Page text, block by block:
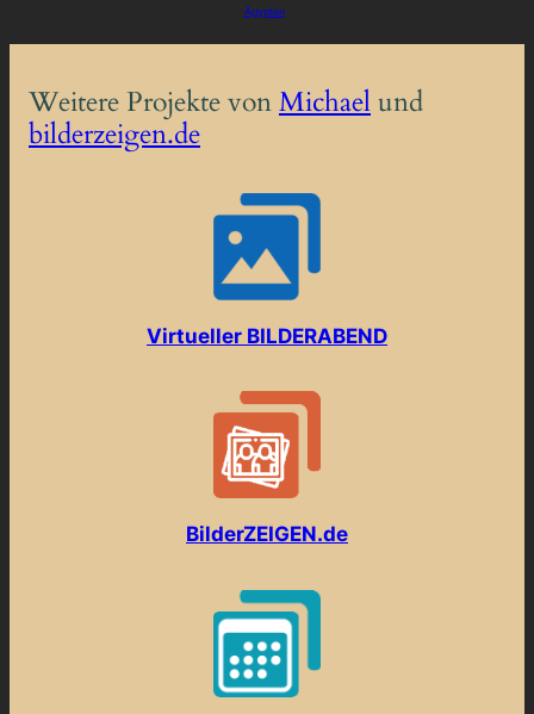
Ägypten
Weitere Projekte vonMichaelund
bilderzeigen.de
Virtueller BILDERABEND
BilderZEIGEN.de